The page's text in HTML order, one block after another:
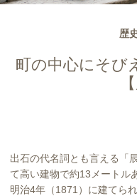
歴
町の中心にそび
出石の代名詞とも言える「
て高い建物で約13メートル
明治4年（1871）に建てら